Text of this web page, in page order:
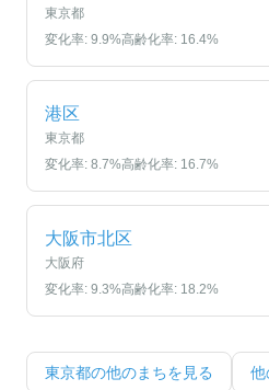
東京都
変化率: 9.9%高齢化率: 16.4%
港区
東京都
変化率: 8.7%高齢化率: 16.7%
大阪市北区
大阪府
変化率: 9.3%高齢化率: 18.2%
東京都の他のまちを見る 他